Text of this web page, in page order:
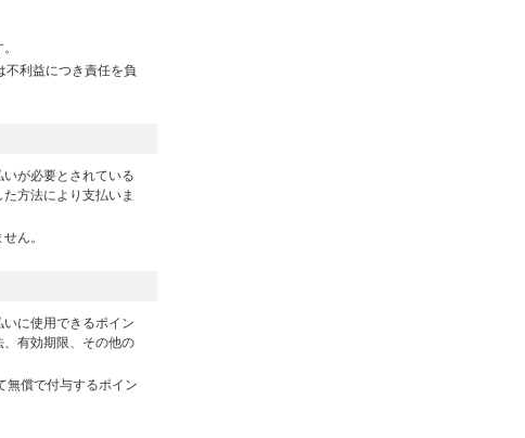
利益につき責任を負
が必要とされている
方法により支払いま
ん。
に使用できるポイン
有効期限、その他の
無償で付与するポイン